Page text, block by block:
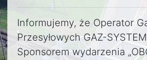
Informujemy, że Operator
Przesyłowych GAZ-
Sponsorem wydarzenia